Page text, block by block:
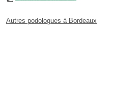
Autres podologues à Bordeaux